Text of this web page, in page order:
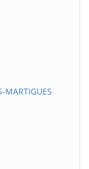
MARTIGUES